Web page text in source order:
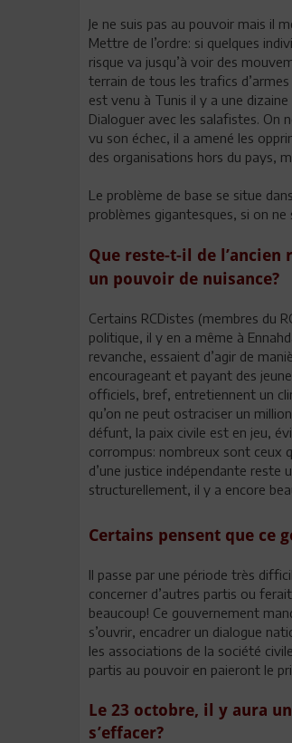
Je ne suis pas au pouvoir mais il
Mettre de l’ordre: si quelques
risque va jusqu’à voir des
terrain de tous les trafics
est venu à Tunis il y a une
Dialoguer avec les salafistes. On
vu son échec, il a amené les
des organisations hors du pays,
Le problème de base se situe
problèmes gigantesques, si on
Que reste-t-il de
un pouvoir de nuisance?
Certains RCDistes (membres du
politique, il y en a même à
revanche, essaient d’agir de
encourageant et payant des
officiels, bref, entretiennent un
qu’on ne peut ostraciser un
défunt, la paix civile est en jeu,
corrompus: nombreux sont ceux
d’une justice indépendante reste
structurellement, il y a encore
Certains pensent que ce
Il passe par une période très
concerner d’autres partis ou
beaucoup! Ce gouvernement
s’ouvrir, encadrer un dialogue
les associations de la société
partis au pouvoir en paieront le
Le 23 octobre, il y aura
s’effacer?